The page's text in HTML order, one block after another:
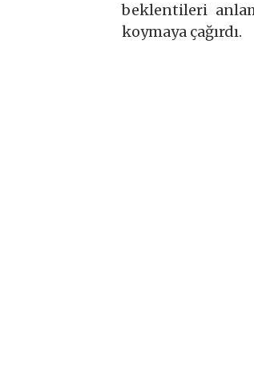
beklentileri
koymaya çağırdı.